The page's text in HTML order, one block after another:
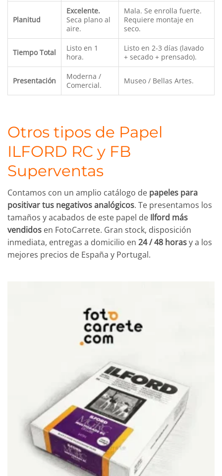
Planitud
Excelente.
Seca plano al
aire.
Mala. Se enrolla fuerte.
Requiere montaje en
seco.
Tiempo Total
Listo en 1
hora.
Listo en 2-3 días (lavado
+ secado + prensado).
Presentación
Moderna /
Comercial.
Museo / Bellas Artes.
Otros tipos de Papel
ILFORD RC y FB
Superventas
Contamos con un amplio catálogo de papeles para
positivar tus negativos analógicos. Te presentamos los
tamaños y acabados de este papel de Ilford más
vendidos en FotoCarrete. Gran stock, disposición
inmediata, entregas a domicilio en 24 / 48 horasy a los
mejores precios de España y Portugal.